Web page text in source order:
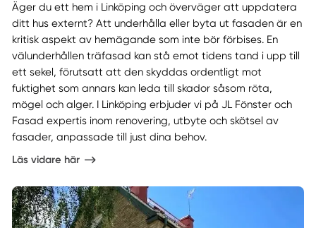
Äger du ett hem i Linköping och överväger att uppdatera
ditt hus externt? Att underhålla eller byta ut fasaden är en
kritisk aspekt av hemägande som inte bör förbises. En
välunderhållen träfasad kan stå emot tidens tand i upp till
ett sekel, förutsatt att den skyddas ordentligt mot
fuktighet som annars kan leda till skador såsom röta,
mögel och alger. I Linköping erbjuder vi på JL Fönster och
Fasad expertis inom renovering, utbyte och skötsel av
fasader, anpassade till just dina behov.
Läs vidare här